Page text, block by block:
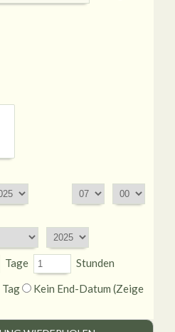
Tage
Stunden
Kein End-Datum (Zeige